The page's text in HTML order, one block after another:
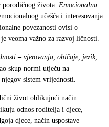
života. Emocionalna
učešća i interesovanja
povezanosti ovisi o
veoma važno za razvoj ličnosti.
– vjerovanja, običaje, jezik,
skup normi utječu na
sistem vrijednosti.
život oblikujući način
odnos roditelja i djece,
djece, način uspostave